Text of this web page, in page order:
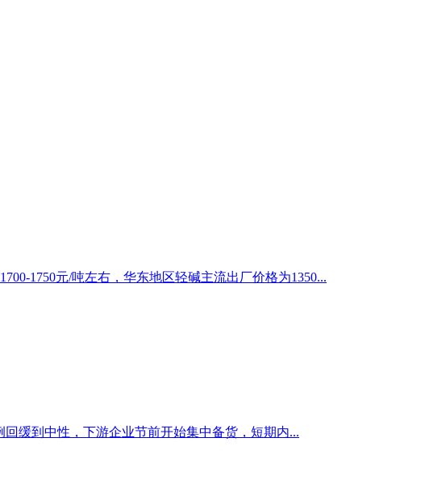
1750元/吨左右，华东地区轻碱主流出厂价格为1350...
缓到中性，下游企业节前开始集中备货，短期内...